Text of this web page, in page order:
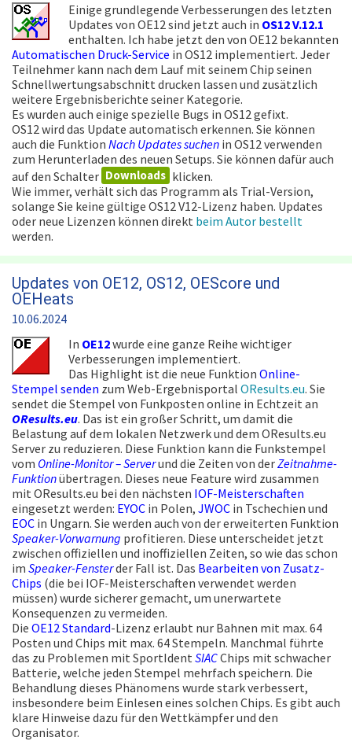
Einige grundlegende Verbesserungen des letzten
Updates von OE12 sind jetzt auch in OS12 V.12.1
enthalten. Ich habe jetzt den von OE12 bekannten
Automatischen Druck-Service in OS12 implementiert. Jeder
Teilnehmer kann nach dem Lauf mit seinem Chip seinen
Schnellwertungsabschnitt drucken lassen und zusätzlich
weitere Ergebnisberichte seiner Kategorie.
Es wurden auch einige spezielle Bugs in OS12 gefixt.
OS12 wird das Update automatisch erkennen. Sie können
auch die Funktion Nach Updates suchen in OS12 verwenden
zum Herunterladen des neuen Setups. Sie können dafür auch
auf den Schalter Downloads klicken.
Wie immer, verhält sich das Programm als Trial-Version,
solange Sie keine gültige OS12 V12-Lizenz haben. Updates
oder neue Lizenzen können direkt beim Autor bestellt
werden.
Updates von OE12, OS12, OEScore und
OEHeats
10.06.2024
In OE12wurde eine ganze Reihe wichtiger
Verbesserungen implementiert.
Das Highlight ist die neue Funktion Online-
Stempel senden zum Web-Ergebnisportal OResults.eu. Sie
sendet die Stempel von Funkposten online in Echtzeit an
OResults.eu. Das ist ein großer Schritt, um damit die
Belastung auf dem lokalen Netzwerk und dem OResults.eu
Server zu reduzieren. Diese Funktion kann die Funkstempel
vom Online-Monitor – Serverund die Zeiten von derZeitnahme-
Funktionübertragen. Dieses neue Feature wird zusammen
mit OResults.eu bei den nächsten IOF-Meisterschaften
eingesetzt werden: EYOC in Polen, JWOC in Tschechien und
EOC in Ungarn. Sie werden auch von der erweiterten Funktion
Speaker-Vorwarnung profitieren. Diese unterscheidet jetzt
zwischen offiziellen und inoffiziellen Zeiten, so wie das schon
im Speaker-Fensterder Fall ist. Das Bearbeiten von Zusatz-
Chips (die bei IOF-Meisterschaften verwendet werden
müssen) wurde sicherer gemacht, um unerwartete
Konsequenzen zu vermeiden.
Die OE12 Standard-Lizenz erlaubt nur Bahnen mit max. 64
Posten und Chips mit max. 64 Stempeln. Manchmal führte
das zu Problemen mit SportIdent SIACChips mit schwacher
Batterie, welche jeden Stempel mehrfach speichern. Die
Behandlung dieses Phänomens wurde stark verbessert,
insbesondere beim Einlesen eines solchen Chips. Es gibt auch
klare Hinweise dazu für den Wettkämpfer und den
Organisator.